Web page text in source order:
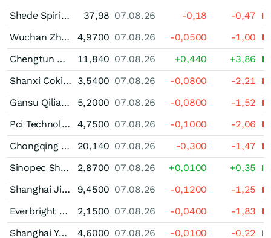
Shede Spirits Ltd. Registered (A)
37,98 07.08.26 -0,18
-0,47
Wuchan Zhongda Group (A)
4,9700 07.08.26 -0,0500
-1,00
Chengtun Mining Group (A)
11,840 07.08.26 +0,440
+3,86
Shanxi Coking (A)
3,5400 07.08.26 -0,0800
-2,21
Gansu Qilianshan Cement Group (A)
5,2000 07.08.26 -0,0800
-1,52
Pci Technology Group Ltd. Registered (A)
4,7500 07.08.26 -0,1000
-2,06
Chongqing Department Store (A)
20,140 07.08.26 -0,300
-1,47
Sinopec Shanghai Petrochemical (A)
2,8700 07.08.26 +0,0100
+0,35
Shanghai Jinqiao Export Processing Zone Development (A)
9,4500 07.08.26 -0,1200
-1,25
Everbright Jiabao Ltd. Registered (A)
2,1500 07.08.26 -0,0400
-1,83
Shanghai Yuyuan Tourist Mart (Group) Ltd. Registered (A)
4,6000 07.08.26 -0,0100
-0,22